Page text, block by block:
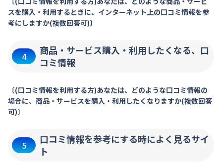
スを購入・利用するときに、インターネット上の口コミ情報を参
考にしますか(複数回答可)〕
4
商品・サービス購入・利用したくなる、口
コミ情報
〔(口コミ情報を利用する方)あなたは、どのような口コミ情報の
場合に、商品・サービスを購入・利用したくなりますか(複数回答
可)〕
5
口コミ情報を参考にする時によく見るサイ
ト